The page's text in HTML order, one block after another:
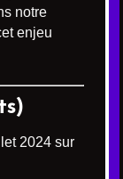
notre
enjeu
2024 sur